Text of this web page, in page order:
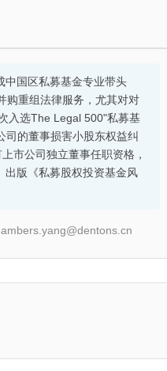
中国区私募基金专业带头
购重组法律服务，尤其对对
入选The Legal 500"私募基
司的董事损害小股东权益纠
市公司独立董事任职资格，
出版《私募股权投资基金风